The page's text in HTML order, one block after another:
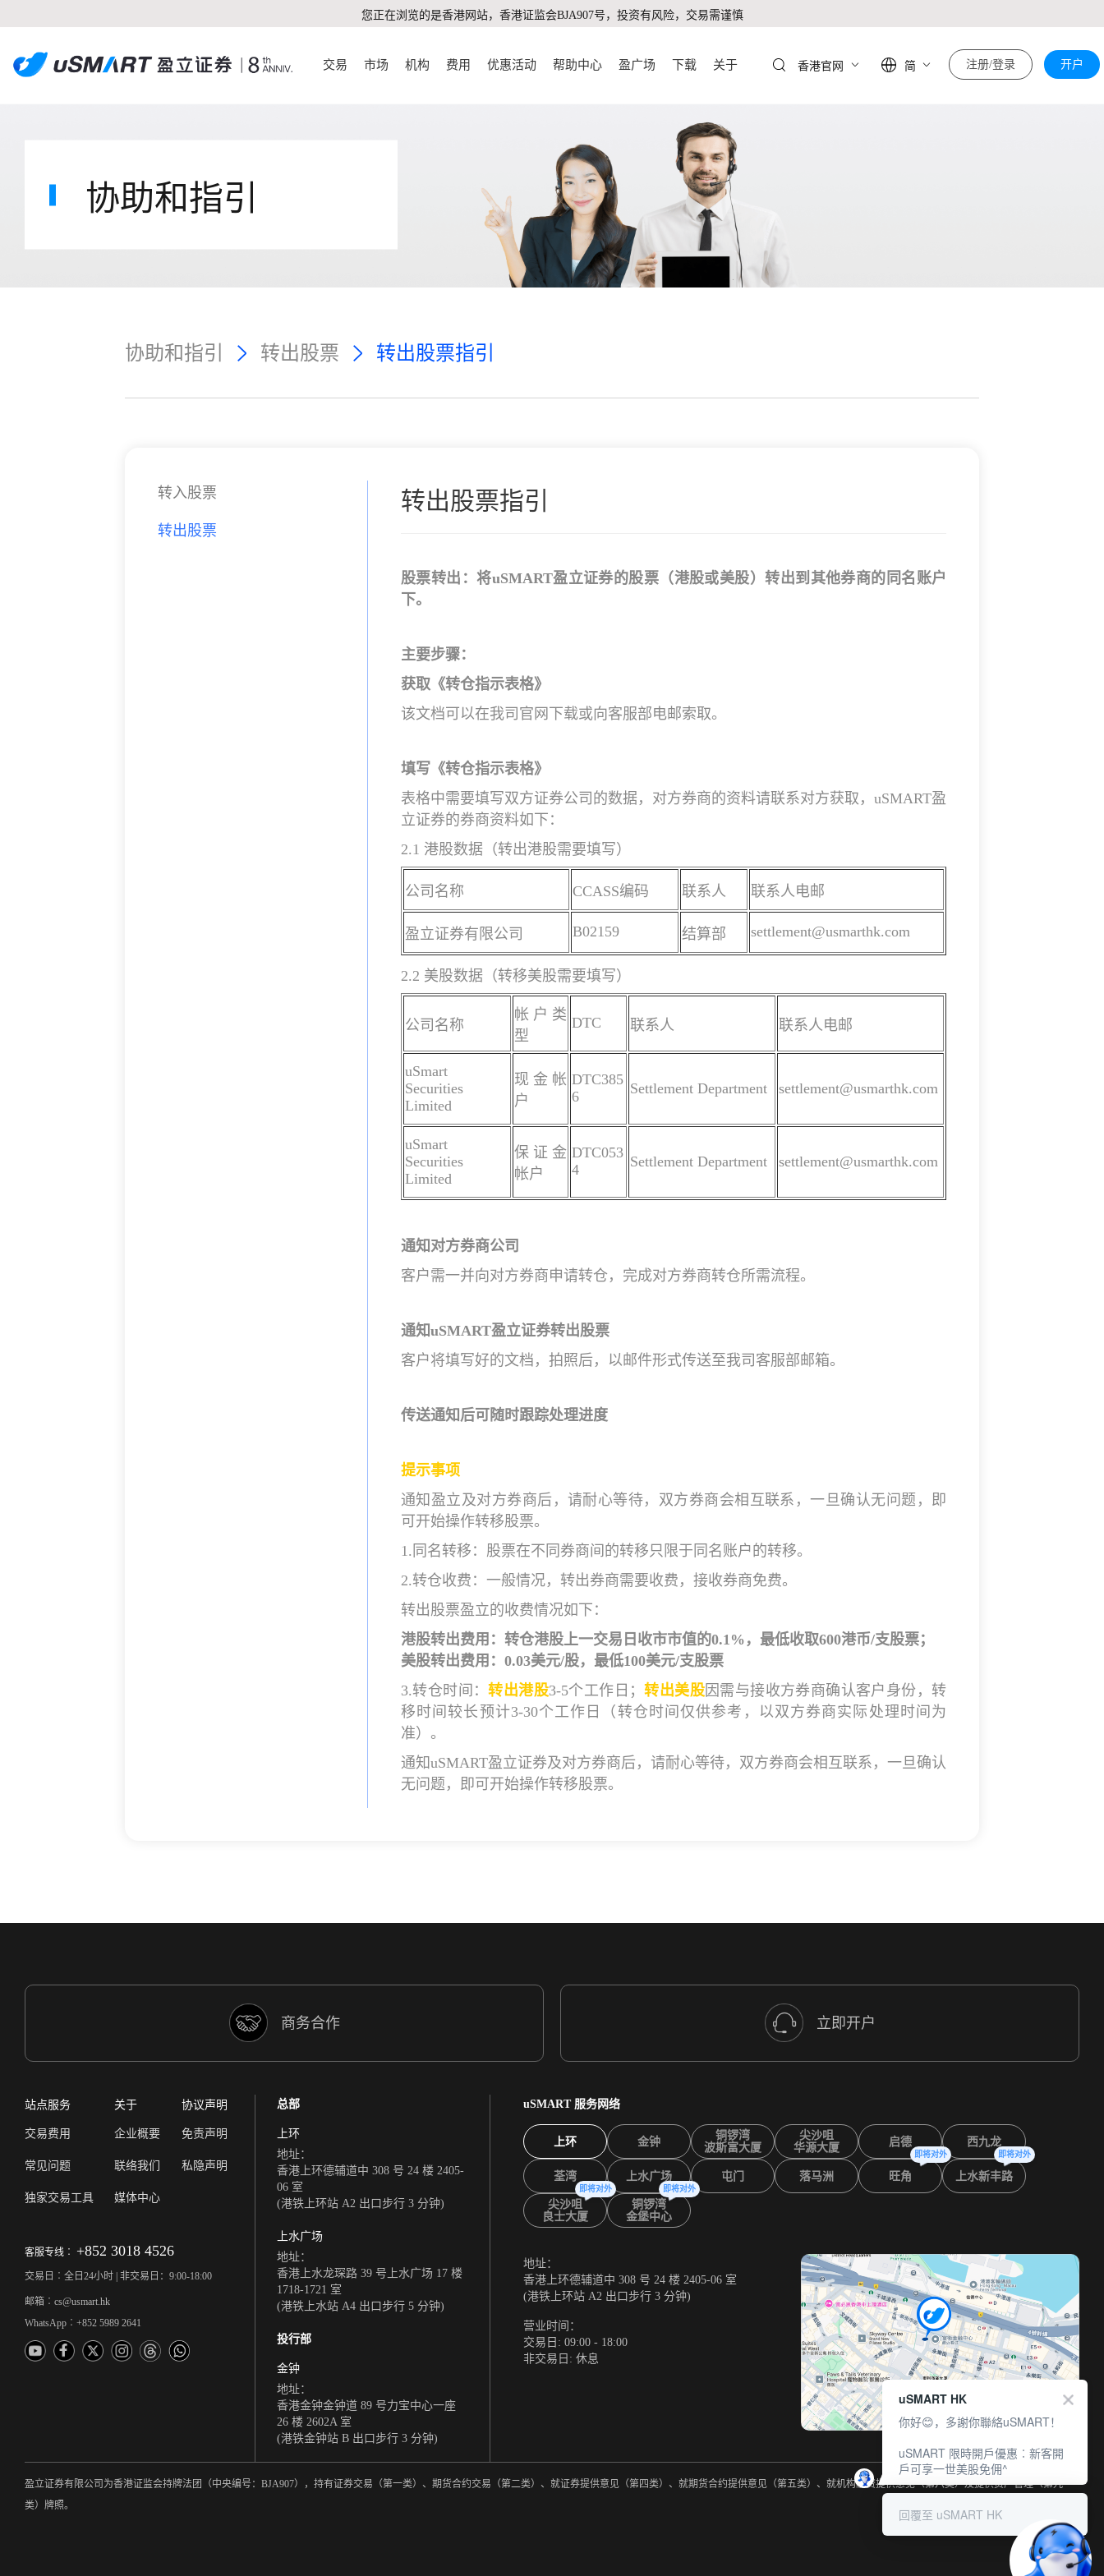
您正在浏览的是香港网站，香港证监会BJA907号，投资有风险，交易需谨慎
交易 市场 机构 费用 优惠活动 帮助中心 盈广场 下载 关于 香港官网 简 注册/登录 开户
协助和指引
协助和指引 转出股票 转出股票指引
转入股票
转出股票
转出股票指引
股票转出：将uSMART盈立证券的股票（港股或美股）转出到其他券商的同名账户
下。
主要步骤：
获取《转仓指示表格》
该文档可以在我司官网下载或向客服部电邮索取。
填写《转仓指示表格》
表格中需要填写双方证券公司的数据，对方券商的资料请联系对方获取，uSMART盈
立证券的券商资料如下：
2.1 港股数据（转出港股需要填写）
公司名称 CCASS编码 联系人 联系人电邮
盈立证券有限公司 B02159 结算部 settlement@usmarthk.com
2.2 美股数据（转移美股需要填写）
公司名称
帐户类
型
DTC 联系人 联系人电邮
uSmart
Securities
Limited
现金帐
户
DTC385
6
Settlement Department settlement@usmarthk.com
uSmart
Securities
Limited
保证金
帐户
DTC053
4
Settlement Department settlement@usmarthk.com
通知对方券商公司
客户需一并向对方券商申请转仓，完成对方券商转仓所需流程。
通知uSMART盈立证券转出股票
客户将填写好的文档，拍照后，以邮件形式传送至我司客服部邮箱。
传送通知后可随时跟踪处理进度
提示事项
通知盈立及对方券商后，请耐心等待，双方券商会相互联系，一旦确认无问题，即
可开始操作转移股票。
1.同名转移：股票在不同券商间的转移只限于同名账户的转移。
2.转仓收费：一般情况，转出券商需要收费，接收券商免费。
转出股票盈立的收费情况如下：
港股转出费用：转仓港股上一交易日收市市值的0.1%，最低收取600港币/支股票；
美股转出费用：0.03美元/股，最低100美元/支股票
3.转仓时间：转出港股3-5个工作日；转出美股 因需与接收方券商确认客户身份，转
移时间较长预计3-30个工作日（转仓时间仅供参考，以双方券商实际处理时间为
准）。
通知uSMART盈立证券及对方券商后，请耐心等待，双方券商会相互联系，一旦确认
无问题，即可开始操作转移股票。
商务合作 立即开户
站点服务
交易费用
常见问题
独家交易工具
关于
企业概要
联络我们
媒体中心
协议声明
免责声明
私隐声明
客服专线︰ +852 3018 4526
交易日︰全日24小时 | 非交易日：9:00-18:00
邮箱︰cs@usmart.hk
WhatsApp︰+852 5989 2641
总部
上环
地址：
香港上环德辅道中 308 号 24 楼 2405-
06 室
(港铁上环站 A2 出口步行 3 分钟)
上水广场
地址：
香港上水龙琛路 39 号上水广场 17 楼
1718-1721 室
(港铁上水站 A4 出口步行 5 分钟)
投行部
金钟
地址：
香港金钟金钟道 89 号力宝中心一座
26 楼 2602A 室
(港铁金钟站 B 出口步行 3 分钟)
uSMART 服务网络
上环 金钟
铜锣湾
波斯富大厦
尖沙咀
华源大厦
启德 西九龙
荃湾 上水广场 屯门 落马洲 旺角
即将对外
上水新丰路
即将对外
尖沙咀
良士大厦
即将对外
铜锣湾
金堡中心
即将对外
地址：
香港上环德辅道中 308 号 24 楼 2405-06 室
(港铁上环站 A2 出口步行 3 分钟)
营业时间：
交易日: 09:00 - 18:00
非交易日: 休息
盈立证券有限公司为香港证监会持牌法团（中央编号：BJA907），持有证券交易（第一类）、期货合约交易（第二类）、就证券提供意见（第四类）、就期货合约提供意见（第五类）、就机构融资提供意见（第六类）及提供资产管理（第九
类）牌照。
uSMART HK
你好😊，多謝你聯絡uSMART！
uSMART 限時開戶優惠︰新客開
戶可享一世美股免佣^
回覆至 uSMART HK